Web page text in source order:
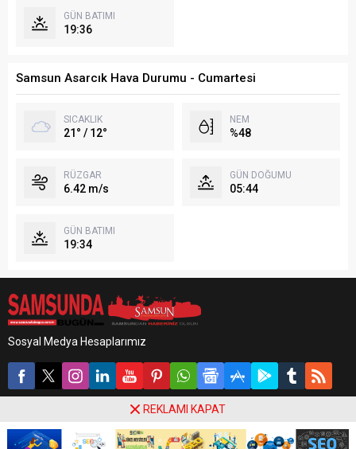
GÜN BATIMI
19:36
Samsun Asarcık Hava Durumu - Cumartesi
SICAKLIK
21° / 12°
NEM
%48
RÜZGAR
6.42 m/s
GÜN DOĞUMU
05:44
GÜN BATIMI
19:34
Sosyal Medya Hesaplarımız
REKLAMI KAPAT